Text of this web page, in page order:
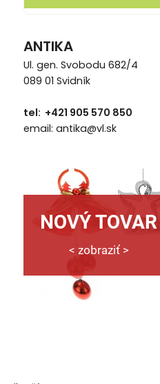
ANTIKA
Ul. gen. Svobodu 682/4
089 01 Svidník
tel: +421 905 570 850
email: antika@vl.sk